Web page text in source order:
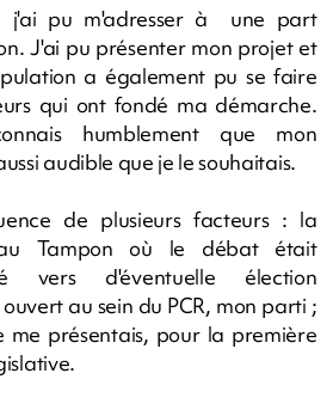
j'ai pu m'adresser à une part
J'ai pu présenter mon projet et
a également pu se faire
qui ont fondé ma démarche.
humblement que mon
audible que je le souhaitais.
de plusieurs facteurs : la
Tampon où le débat était
vers d'éventuelle élection
au sein du PCR, mon parti ;
présentais, pour la première